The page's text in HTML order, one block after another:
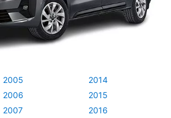
2005
2006
2007
2014
2015
2016